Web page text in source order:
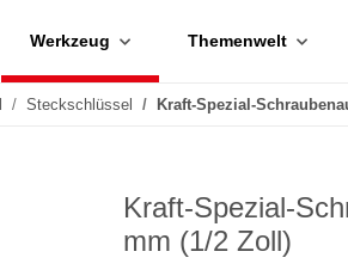
Werkzeug Themenwelt
Steckschlüssel Kraft-Spezial-
Kraft-Spezial-
mm (1/2 Zoll)